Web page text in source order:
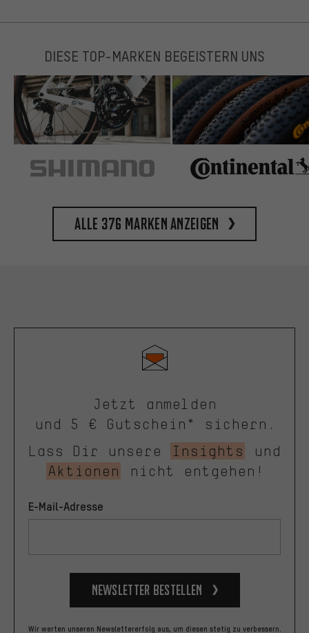
DIESE TOP-MARKEN BEGEISTERN UNS
Alle 376 Marken anzeigen
Jetzt anmelden
und 5 € Gutschein* sichern.
Lass Dir unsere
Insights
und
Aktionen
nicht entgehen!
E-Mail-Adresse
Newsletter bestellen
Wir werten unseren Newslettererfolg aus, um diesen stetig zu verbessern.